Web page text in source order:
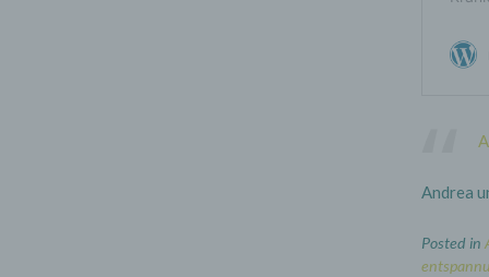
Andrea
Posted in